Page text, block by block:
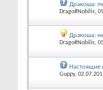
Дракоша:
Drago#Nobilis,
Дракоша:
Drago#Nobilis,
Настоящие
Guppy,